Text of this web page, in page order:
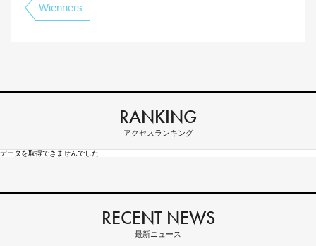
Wienners
RANKING
アクセスランキング
データを取得できませんでした
RECENT NEWS
最新ニュース